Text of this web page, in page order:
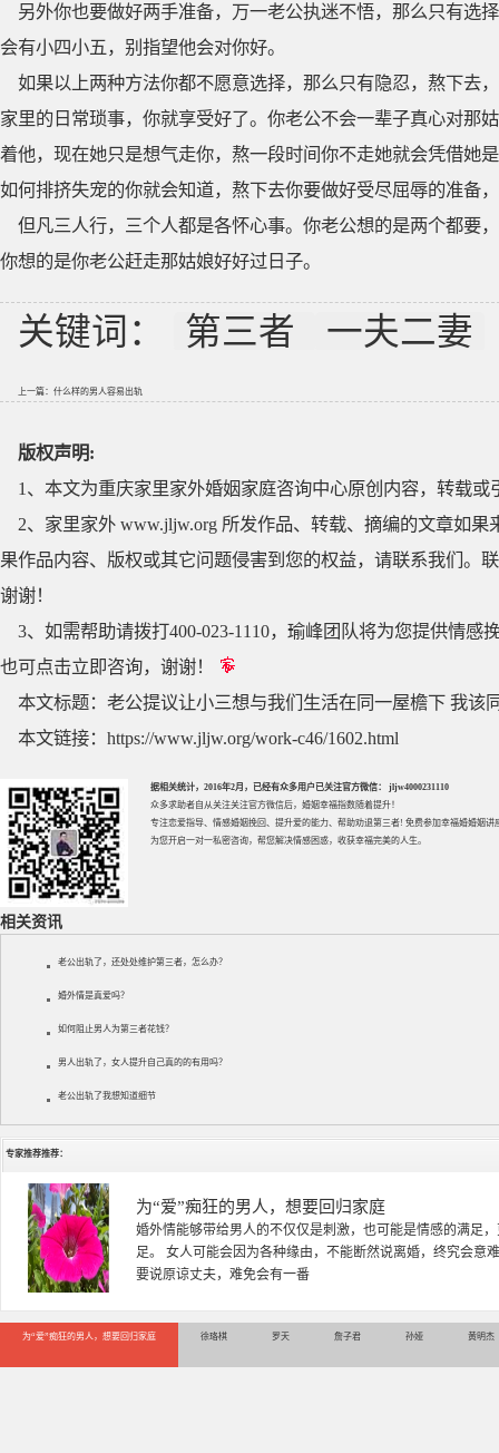
另外你也要做好两手准备，万一老公执迷不悟，那么只有选
会有小四小五，别指望他会对你好。
如果以上两种方法你都不愿意选择，那么只有隐忍，熬下去
家里的日常琐事，你就享受好了。你老公不会一辈子真心对那
着他，现在她只是想气走你，熬一段时间你不走她就会凭借她
如何排挤失宠的你就会知道，熬下去你要做好受尽屈辱的准备
但凡三人行，三个人都是各怀心事。你老公想的是两个都要
你想的是你老公赶走那姑娘好好过日子。
关键词： 第三者 一夫二妻
上一篇： 什么样的男人容易出轨
版权声明:
1、本文为重庆家里家外婚姻家庭咨询中心原创内容，转载
2、家里家外 www.jljw.org 所发作品、转载、摘编的文章如
果作品内容、版权或其它问题侵害到您的权益，请联系我们。
谢谢！
3、如需帮助请拨打400-023-1110，瑜峰团队将为您提供情
也可点击立即咨询，谢谢！
本文标题： 老公提议让小三想与我们生活在同一屋檐下 我该
本文链接： https://www.jljw.org/work-c46/1602.html
据相关统计，2016年2月，已经有众多用户已关注官方微信： jljw4000231110
众多求助者自从关注关注官方微信后，婚姻幸福指数随着提升！
专注恋爱指导、 情感婚姻挽回 、提升爱的能力、帮助劝退第三者! 免费参加幸福婚婚姻讲
为您开启一对一私密咨询，帮您解决情感困惑，收获幸福完美的人生。
相关资讯
老公出轨了，还处处维护第三者，怎么办？
婚外情是真爱吗？
如何阻止男人为第三者花钱？
男人出轨了，女人提升自己真的的有用吗？
老公出轨了我想知道细节
专家推荐推荐：
徐珞棋
徐珞棋，婚姻家庭咨询师，毕业于重庆师范大学心理学专业
多年，对婚姻情感分析、恋爱择偶、夫妻关系，情感挽回、
千小时，积累了丰富的咨
为“爱”痴狂的男人，想要回归家庭 徐珞棋 罗天 詹子君 孙娅 黄明杰